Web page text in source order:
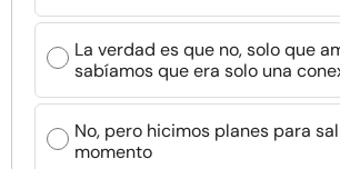
La verdad es que no, solo que
sabíamos que era solo una
No, pero hicimos planes para
momento